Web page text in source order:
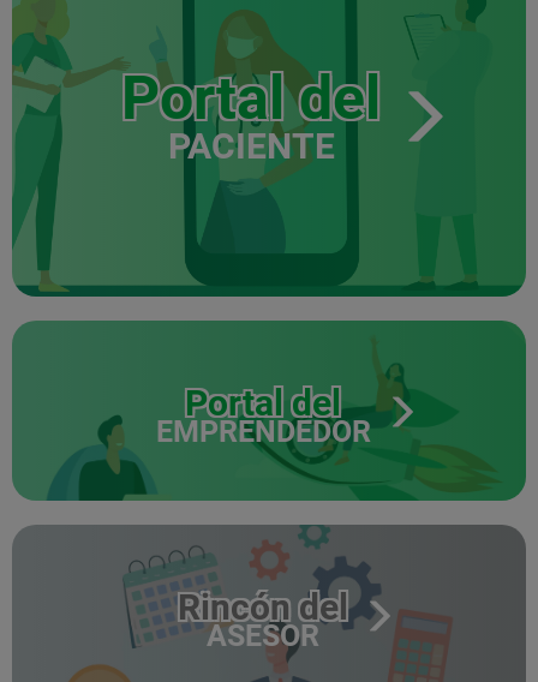
Portal del
PACIENTE
Portal del
EMPRENDEDOR
Rincón del
ASESOR